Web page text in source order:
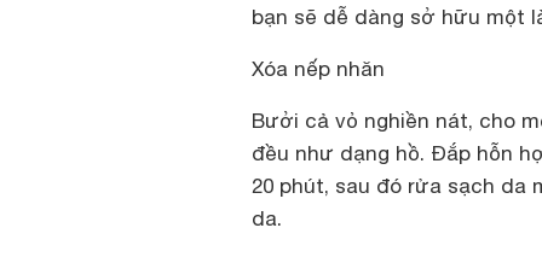
bạn sẽ dễ dàng sở hữu một
Xóa nếp nhăn
Bưởi cả vỏ nghiền nát, cho
đều như dạng hồ. Đắp hỗn
20 phút, sau đó rửa sạch
da.